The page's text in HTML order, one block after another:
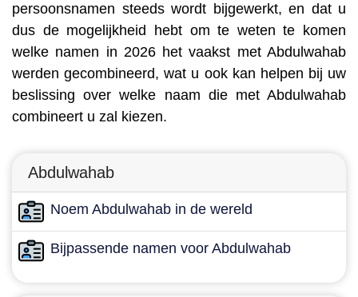
persoonsnamen steeds wordt bijgewerkt, en dat u
dus de mogelijkheid hebt om te weten te komen
welke namen in 2026 het vaakst met Abdulwahab
werden gecombineerd, wat u ook kan helpen bij uw
beslissing over welke naam die met Abdulwahab
combineert u zal kiezen.
Abdulwahab
Noem Abdulwahab in de wereld
Bijpassende namen voor Abdulwahab